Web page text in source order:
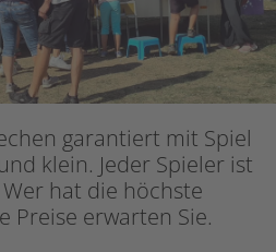
garantiert mit Spiel
klein. Jeder Spieler ist
hat die höchste
Preise erwarten Sie.